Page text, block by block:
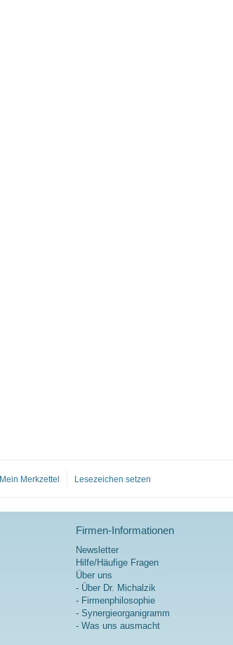
Mein Merkzettel Lesezeichen setzen
Firmen-Informationen
Newsletter
Hilfe/Häufige Fragen
Über uns
- Über Dr. Michalzik
- Firmenphilosophie
- Synergieorganigramm
- Was uns ausmacht